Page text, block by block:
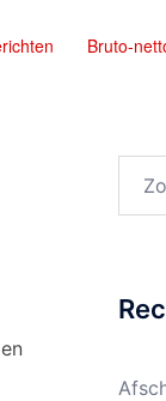
Bruto-